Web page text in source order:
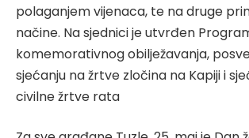
polaganjem vijenaca, te na druge
načine. Na sjednici je utvrđen
komemorativnog obilježavanja,
sjećanju na žrtve zločina na Kapiji i
civilne žrtve rata